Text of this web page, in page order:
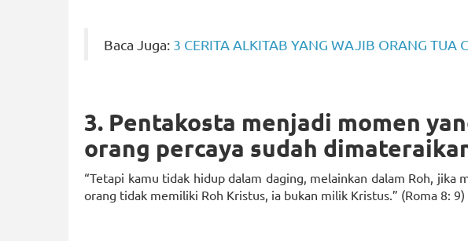
Baca Juga: 3 CERITA ALKITAB YANG WAJIB ORANG TUA
3. Pentakosta menjadi momen
orang percaya sudah
“Tetapi kamu tidak hidup dalam daging, melainkan dalam Roh, jika
orang tidak memiliki Roh Kristus, ia bukan milik Kristus.” (Roma 8: 9)